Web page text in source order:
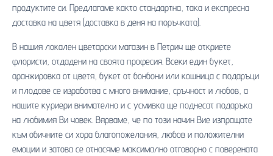
продуктите си. Предлагаме както стандартна, така и експресна
доставка на цветя (доставка в деня на поръчката).
В нашия локален цветарски магазин в Петрич ще откриете
флористи, отдадени на своята професия. Всеки един букет,
аранжировка от цветя, букет от бонбони или кошница с подаръци
и плодове се изработва с много внимание, сръчност и любов, а
нашите куриери внимателно и с усмивка ще поднесат подаръка
на любимия Ви човек. Вярваме, че по този начин Вие изпращате
към обичните си хора благопожелания, любов и положителни
емоции и затова се отнасяме максимално отговорно с поверената